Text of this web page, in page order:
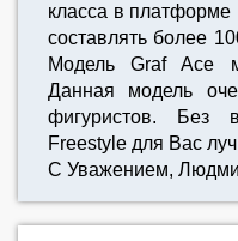
класса в
составлять более
Модель Graf Ace
Данная модель
фигуристов. Без
Freestyle для Вас
С Уважением,